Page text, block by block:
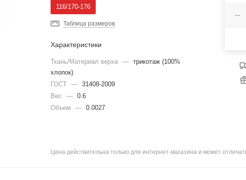
120/194-200
112/182-188
104/194-200
96/182-188 88/182-188
116/170-176
Таблица размеров
Характеристики
Ткань/Материал верха —
трикотаж (100%
хлопок)
ГОСТ
—
31408-2009
Вес
—
0.6
Объем
— 0.0027
Цена действительна только для интернет-магазина и может